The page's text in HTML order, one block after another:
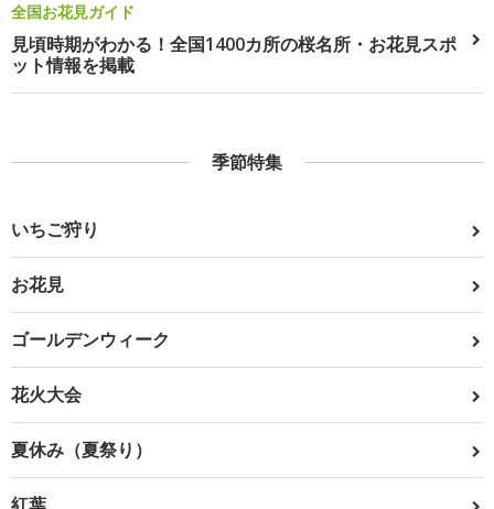
全国お花見ガイド
見頃時期がわかる！全国1400カ所の桜名所・お花見スポ
ット情報を掲載
季節特集
いちご狩り
お花見
ゴールデンウィーク
花火大会
夏休み（夏祭り）